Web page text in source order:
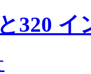
320 イ